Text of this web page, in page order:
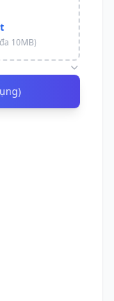
10MB)
)